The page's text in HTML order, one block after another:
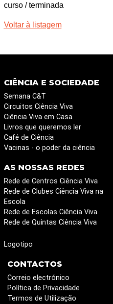
curso / terminada
Voltar à listagem
CIÊNCIA E SOCIEDADE
Semana C&T
Circuitos Ciência Viva
Ciência Viva em Casa
Livros que queremos ler
Café de Ciência
Vacinas - o poder da ciência
AS NOSSAS REDES
Rede de Centros Ciência Viva
Rede de Clubes Ciência Viva na
Escola
Rede de Escolas Ciência Viva
Rede de Quintas Ciência Viva
Logotipo
CONTACTOS
Correio electrónico
Política de Privacidade
Termos de Utilização